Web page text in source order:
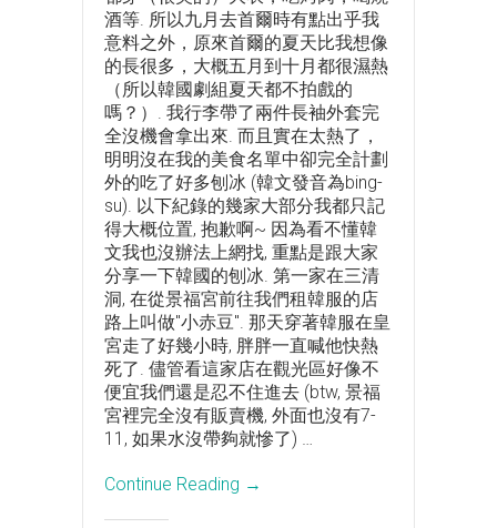
酒等. 所以九月去首爾時有點出乎我
意料之外，原來首爾的夏天比我想像
的長很多，大概五月到十月都很濕熱
（所以韓國劇組夏天都不拍戲的
嗎？）. 我行李帶了兩件長袖外套完
全沒機會拿出來. 而且實在太熱了，
明明沒在我的美食名單中卻完全計劃
外的吃了好多刨冰 (韓文發音為bing-
su). 以下紀錄的幾家大部分我都只記
得大概位置, 抱歉啊~ 因為看不懂韓
文我也沒辦法上網找, 重點是跟大家
分享一下韓國的刨冰. 第一家在三清
洞, 在從景福宮前往我們租韓服的店
路上叫做"小赤豆". 那天穿著韓服在皇
宮走了好幾小時, 胖胖一直喊他快熱
死了. 儘管看這家店在觀光區好像不
便宜我們還是忍不住進去 (btw, 景福
宮裡完全沒有販賣機, 外面也沒有7-
11, 如果水沒帶夠就慘了) …
Continue Reading →